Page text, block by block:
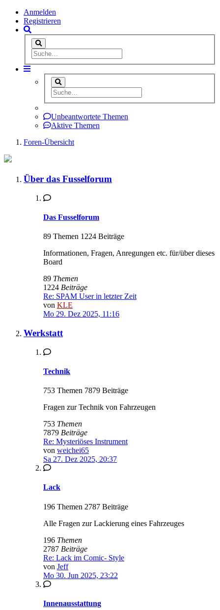
Anmelden
Registrieren
Unbeantwortete Themen
Aktive Themen
Foren-Übersicht
Über das Fusselforum
Das Fusselforum
89 Themen 1224 Beiträge
Informationen, Fragen, Anregungen etc. für/über dieses
Board
89 Themen
1224 Beiträge
Re: SPAM User in letzter Zeit
von KLE
Mo 29. Dez 2025, 11:16
Werkstatt
Technik
753 Themen 7879 Beiträge
Fragen zur Technik von Fahrzeugen
753 Themen
7879 Beiträge
Re: Mysteriöses Instrument
von weichei65
Sa 27. Dez 2025, 20:37
Lack
196 Themen 2787 Beiträge
Alle Fragen zur Lackierung eines Fahrzeuges
196 Themen
2787 Beiträge
Re: Lack im Comic- Style
von Jeff
Mo 30. Jun 2025, 23:22
Innenausstattung